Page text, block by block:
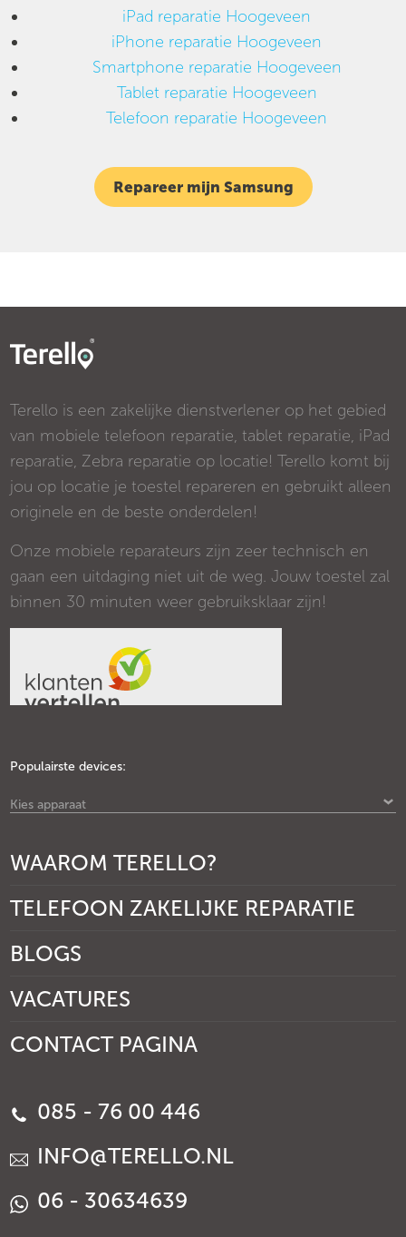
iPad reparatie Hoogeveen
iPhone reparatie Hoogeveen
Smartphone reparatie Hoogeveen
Tablet reparatie Hoogeveen
Telefoon reparatie Hoogeveen
Repareer mijn Samsung
Terello is een zakelijke dienstverlener op het gebied
van mobiele telefoon reparatie, tablet reparatie, iPad
reparatie, Zebra reparatie op locatie! Terello komt bij
jou op locatie je toestel repareren en gebruikt alleen
originele en de beste onderdelen!
Onze mobiele reparateurs zijn zeer technisch en
gaan een uitdaging niet uit de weg. Jouw toestel zal
binnen 30 minuten weer gebruiksklaar zijn!
Populairste devices:
Kies apparaat
WAAROM TERELLO?
TELEFOON ZAKELIJKE REPARATIE
BLOGS
VACATURES
CONTACT PAGINA
085 - 76 00 446
INFO@TERELLO.NL
06 - 30634639